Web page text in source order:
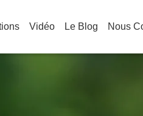
Vidéo Le Blog Nous